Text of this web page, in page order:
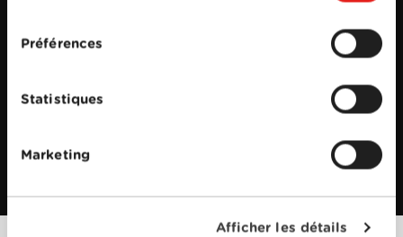
Préférences
Statistiques
Marketing
Afficher les détails